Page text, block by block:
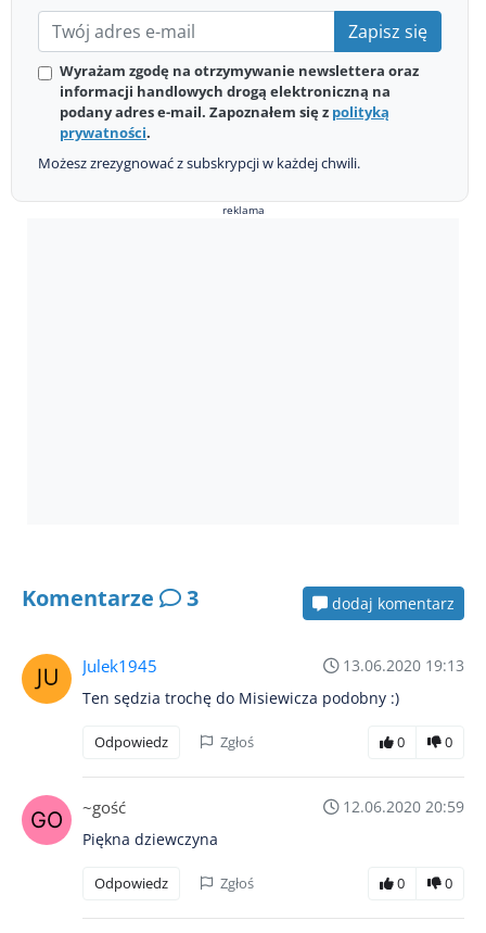
Zapisz się
Wyrażam zgodę na otrzymywanie newslettera oraz
informacji handlowych drogą elektroniczną na
podany adres e-mail. Zapoznałem się z polityką
prywatności.
Możesz zrezygnować z subskrypcji w każdej chwili.
reklama
Komentarze 3 dodaj komentarz
Julek1945
13.06.2020 19:13
Ten sędzia trochę do Misiewicza podobny :)
Odpowiedz Zgłoś 0 0
~gość
12.06.2020 20:59
Piękna dziewczyna
Odpowiedz Zgłoś 0 0